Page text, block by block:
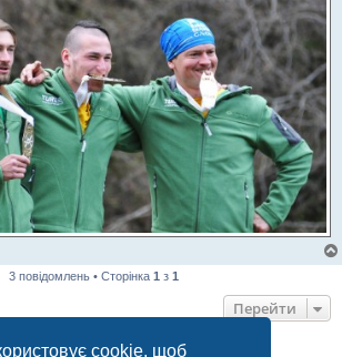
cookie, щоб
3 повідомлень • Сторінка 1 з 1
Перейти